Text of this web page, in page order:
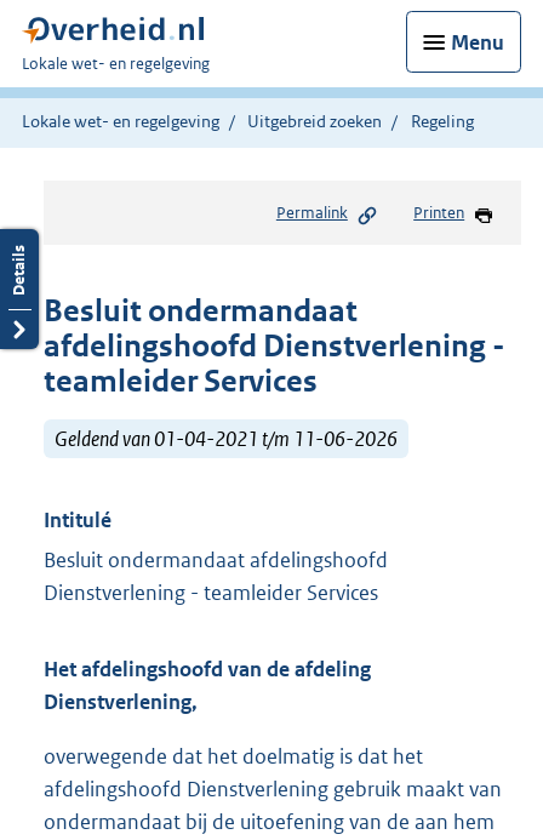
Menu
U
bent
hier:
Lokale wet- en regelgeving
Lokale wet- en regelgeving Uitgebreid zoeken Regeling
Permalink Printen
Besluit ondermandaat
afdelingshoofd Dienstverlening -
teamleider Services
Geldend van 01-04-2021 t/m 11-06-2026
Intitulé
Besluit ondermandaat afdelingshoofd
Dienstverlening - teamleider Services
Het afdelingshoofd van de afdeling
Dienstverlening,
overwegende dat het doelmatig is dat het
afdelingshoofd Dienstverlening gebruik maakt van
ondermandaat bij de uitoefening van de aan hem